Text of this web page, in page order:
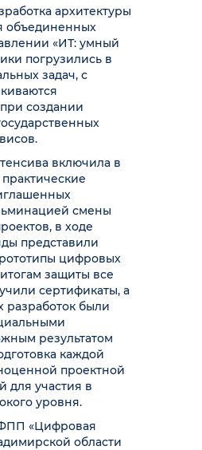
архитектуры
объединенных
«ИТ: умный
погрузились в
задач, с
создании
включила в
смены
в ходе
представили
цифровых
защиты все
сертификаты, а
разработок были
результатом
каждой
проектной
для участия в
уровня.
«Цифровая
области